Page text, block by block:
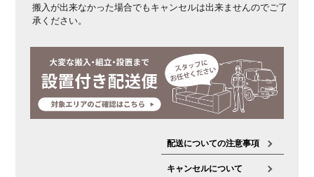
搬入が出来なかった場合でもキャンセルは出来ませんのでご了
承ください。
配送についての注意事項
キャンセルについて